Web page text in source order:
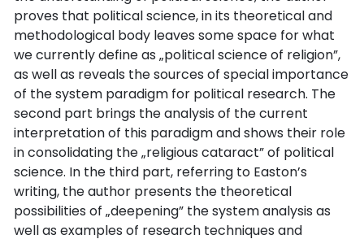
proves that political science, in its theoretical and
methodological body leaves some space for what
we currently define as „political science of religion”,
as well as reveals the sources of special importance
of the system paradigm for political research. The
second part brings the analysis of the current
interpretation of this paradigm and shows their role
in consolidating the „religious cataract” of political
science. In the third part, referring to Easton’s
writing, the author presents the theoretical
possibilities of „deepening” the system analysis as
well as examples of research techniques and